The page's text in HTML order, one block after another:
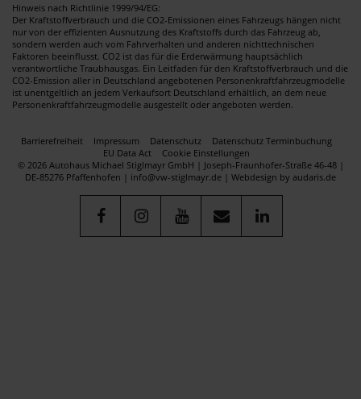
Hinweis nach Richtlinie 1999/94/EG:
Der Kraftstoffverbrauch und die CO2-Emissionen eines Fahrzeugs hängen nicht
nur von der effizienten Ausnutzung des Kraftstoffs durch das Fahrzeug ab,
sondern werden auch vom Fahrverhalten und anderen nichttechnischen
Faktoren beeinflusst. CO2 ist das für die Erderwärmung hauptsächlich
verantwortliche Traubhausgas. Ein Leitfaden für den Kraftstoffverbrauch und die
CO2-Emission aller in Deutschland angebotenen Personenkraftfahrzeugmodelle
ist unentgeltlich an jedem Verkaufsort Deutschland erhältlich, an dem neue
Personenkraftfahrzeugmodelle ausgestellt oder angeboten werden.
Barrierefreiheit Impressum Datenschutz
Datenschutz Terminbuchung
EU Data Act
Cookie Einstellungen
© 2026 Autohaus Michael Stiglmayr GmbH | Joseph-Fraunhofer-Straße 46-48 |
DE-85276 Pfaffenhofen | info@vw-stiglmayr.de | Webdesign by audaris.de